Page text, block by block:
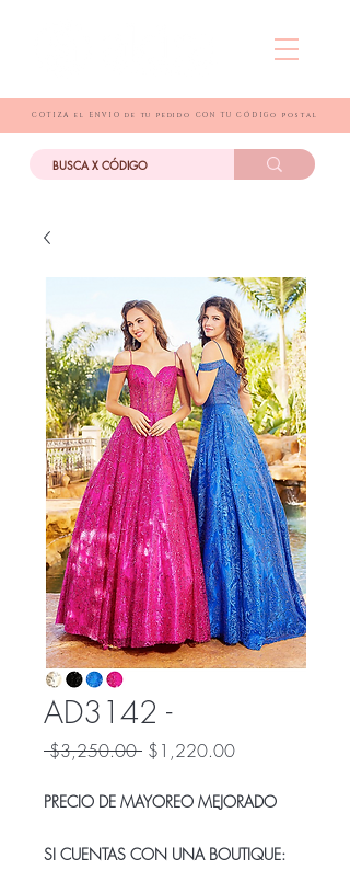
COTIZA el ENVIO de tu pedido CON TU CÓDIGo postal
AD3142 -
$3,250.00 Precio
$1,220.00Precio
oferta
PRECIO DE MAYOREO MEJORADO
SI CUENTAS CON UNA BOUTIQUE: